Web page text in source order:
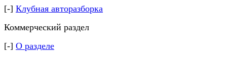
[-] Клубная авторазборка
Коммерческий раздел
[-] О разделе